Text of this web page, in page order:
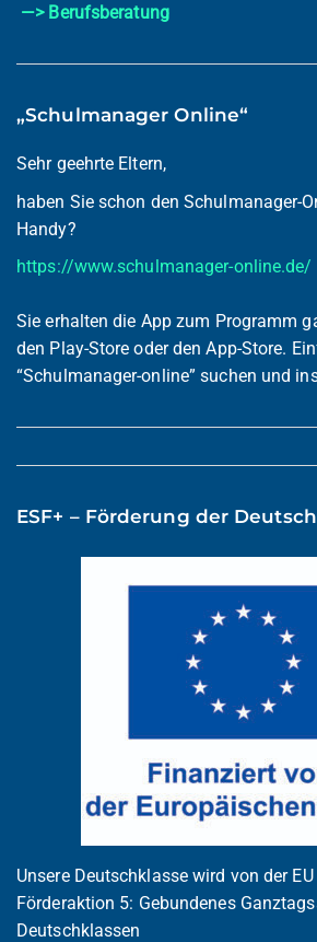
—> Berufsberatung
„Schulmanager Online“
Sehr geehrte Eltern,
haben Sie schon den Schulmanager-
Handy?
https://www.schulmanager-online.de/
Sie erhalten die App zum Programm
den Play-Store oder den App-Store.
“Schulmanager-online” suchen und
ESF+ – Förderung der
Unsere Deutschklasse wird von der
Förderaktion 5: Gebundenes
Deutschklassen